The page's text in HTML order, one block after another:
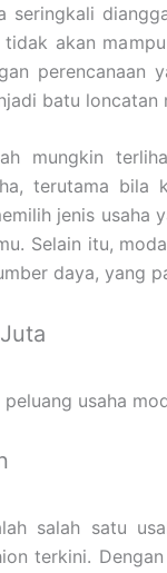
seringkali
akan
batu loncatan
mungkin
terutama bila
jenis usaha
Selain itu,
daya, yang
usaha
salah satu
terkini.